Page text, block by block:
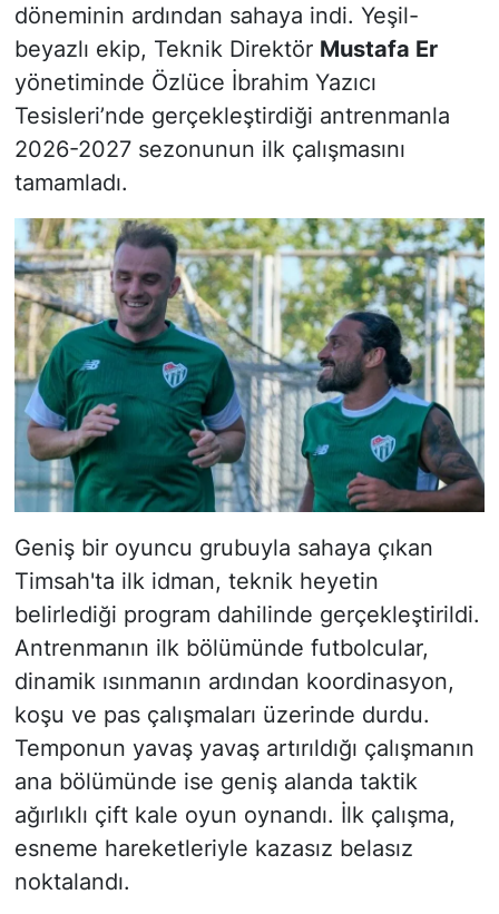
döneminin ardından sahaya indi. Yeşil-
beyazlı ekip, Teknik Direktör Mustafa Er
yönetiminde Özlüce İbrahim Yazıcı
Tesisleri’nde gerçekleştirdiği antrenmanla
2026-2027 sezonunun ilk çalışmasını
tamamladı.
Geniş bir oyuncu grubuyla sahaya çıkan
Timsah'ta ilk idman, teknik heyetin
belirlediği program dahilinde gerçekleştirildi.
Antrenmanın ilk bölümünde futbolcular,
dinamik ısınmanın ardından koordinasyon,
koşu ve pas çalışmaları üzerinde durdu.
Temponun yavaş yavaş artırıldığı çalışmanın
ana bölümünde ise geniş alanda taktik
ağırlıklı çift kale oyun oynandı. İlk çalışma,
esneme hareketleriyle kazasız belasız
noktalandı.